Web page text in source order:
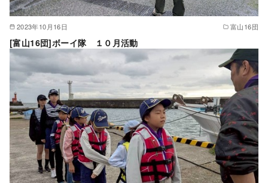
2023年10月16日 富山16団
[富山16団]ボーイ隊 １０月活動